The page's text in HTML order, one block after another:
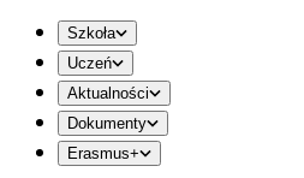
Szkoła
Uczeń
Aktualności
Dokumenty
Erasmus+